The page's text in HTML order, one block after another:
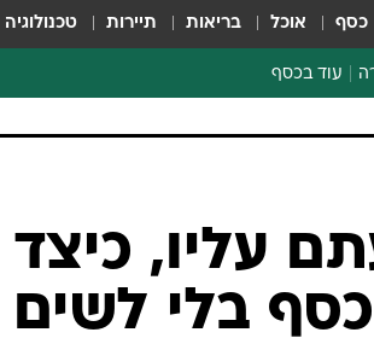
כסף אוכל בריאות תיירות טכנולוגיה
עוד בכסף
ספורט ביזנסעליו, כיצד
בלי לשים